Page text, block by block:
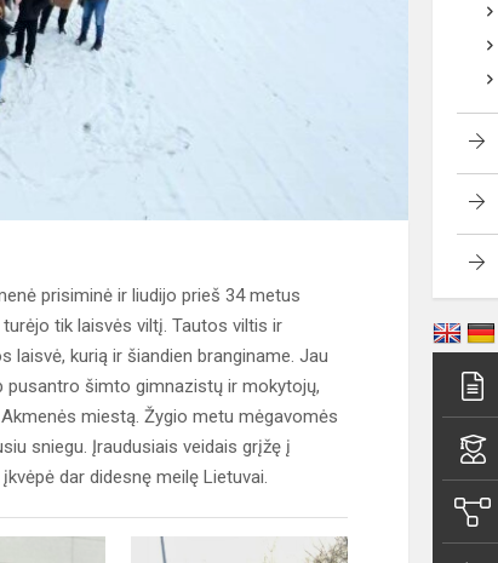
prisiminė ir liudijo prieš 34 metus
tik laisvės viltį. Tautos viltis ir
kurią ir šiandien branginame. Jau
pusantro šimto gimnazistų ir mokytojų,
miestą. Žygio metu mėgavomės
sniegu. Įraudusiais veidais grįžę į
dar didesnę meilę Lietuvai.